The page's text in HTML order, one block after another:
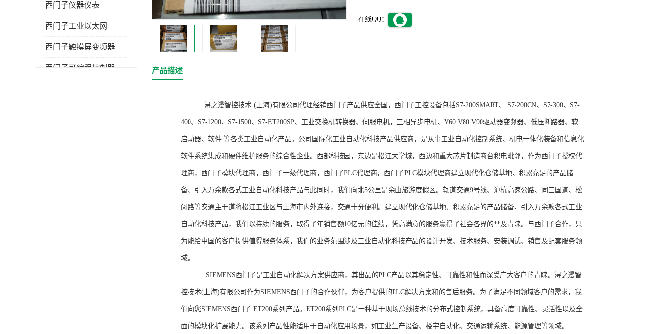
西门子仪器仪表
西门子工业以太网
西门子触摸屏变频器
西门子可编程控制器
在线QQ：
产品描述
浔之漫智控技术 (上海)有限公司代理经销西门子产品供应全国，西门子工控设备包括S7-200SMART、 S7-200CN、S7-300、S7-
400、S7-1200、S7-1500、S7-ET200SP、工业交换机转换器、伺服电机，三相异步电机、V60.V80.V90驱动器变频器、低压断路器、软
启动器、软件 等各类工业自动化产品。公司国际化工业自动化科技产品供应商，是从事工业自动化控制系统、机电一体化装备和信息化
软件系统集成和硬件维护服务的综合性企业。西部科技园，东边是松江大学城，西边和重大芯片制造商台积电毗邻，作为西门子授权代
理商，西门子模块代理商，西门子一级代理商，西门子PLC代理商，西门子PLC模块代理商建立现代化仓储基地、积累充足的产品储
备、引入万余款各式工业自动化科技产品与此同时，我们向北5公里是余山旅游度假区。轨道交通9号线、沪杭高速公路、同三国道、松
闵路等交通主干道将松江工业区与上海市内外连接，交通十分便利。建立现代化仓储基地、积累充足的产品储备、引入万余款各式工业
自动化科技产品，我们以持续的服务，取得了年销售额10亿元的佳绩，凭高满意的服务赢得了社会各界的**及青睐。与西门子合作，只
为能给中国的客户提供值得服务体系，我们的业务范围涉及工业自动化科技产品的设计开发、技术服务、安装调试、销售及配套服务领
域。
SIEMENS西门子是工业自动化解决方案供应商，其出品的PLC产品以其稳定性、可靠性和性而深受广大客户的青睐。浔之漫智
控技术(上海)有限公司作为SIEMENS西门子的合作伙伴，为客户提供的PLC解决方案和的售后服务。为了满足不同领域客户的需求，我
们向您SIEMENS西门子 ET200系列产品。ET200系列PLC是一种基于现场总线技术的分布式控制系统，具备高度可靠性、灵活性以及全
面的模块化扩展能力。该系列产品性能适用于自动化应用场景，如工业生产设备、楼宇自动化、交通运输系统、能源管理等领域。